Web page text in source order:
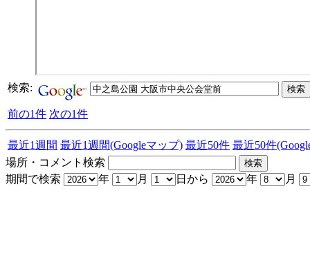
検索:
前の1件 次の1件
最近1週間 最近1週間(Googleマップ) 最近50件 最近50件
場所・コメント検索
期間で検索
年 月 日から 年 月